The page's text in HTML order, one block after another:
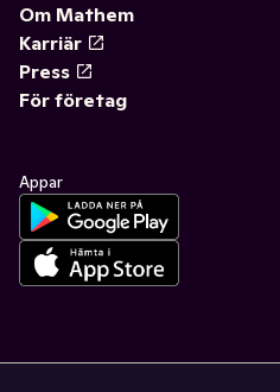
Om Mathem
Karriär
Press
För företag
Appar